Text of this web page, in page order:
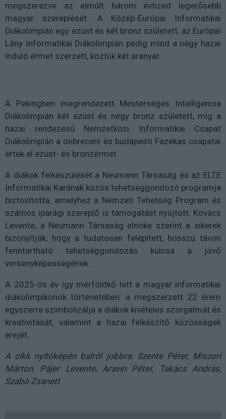
megszerezve az elmúlt három évtized legerősebb
magyar szereplését. A Közép-Európai Informatikai
Diákolimpián egy ezüst és két bronz született, az Európai
Lány Informatikai Diákolimpián pedig mind a négy hazai
induló érmet szerzett, köztük két aranyat.
A Pekingben megrendezett Mesterséges Intelligencia
Diákolimpián két ezüst és négy bronz született, míg a
hazai rendezésű Nemzetközi Informatikai Csapat
Diákolimpián a debreceni és budapesti Fazekas csapatai
értek el ezüst- és bronzérmet.
A diákok felkészülését a Neumann Társaság és az ELTE
Informatikai Karának közös tehetséggondozó programja
biztosította, amelyhez a Nemzeti Tehetség Program és
számos iparági szereplő is támogatást nyújtott. Kovács
Levente, a Neumann Társaság elnöke szerint a sikerek
bizonyítják, hogy a tudatosan felépített, hosszú távon
fenntartható tehetséggondozás kulcsa a jövő
versenyképességének.
A 2025-ös év így mérföldkő lett a magyar informatikai
diákolimpikonok történetében: a megszerzett 22 érem
egyszerre szimbolizálja a diákok kivételes szorgalmát és
kreativitását, valamint a hazai felkészítő közösségek
erejét.
A cikk nyitóképén balról jobbra: Szente Péter, Miszori
Márton, Pájer Levente, Aravin Péter, Takács András,
Szabó Zsanett